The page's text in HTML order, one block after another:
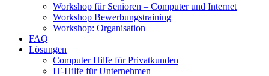
Workshop für Senioren – Computer und Internet
Workshop Bewerbungstraining
Workshop: Organisation
FAQ
Lösungen
Computer Hilfe für Privatkunden
IT-Hilfe für Unternehmen